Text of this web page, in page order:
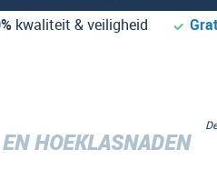
kwaliteit & veiligheid
HOEKLASNADEN